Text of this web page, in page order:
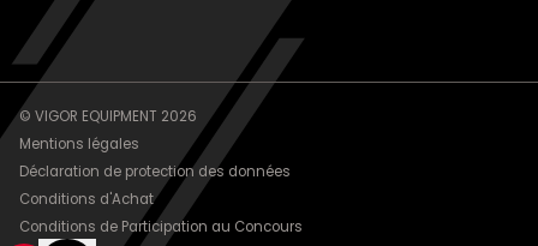
© VIGOR EQUIPMENT 2026
Mentions légales
Déclaration de protection des données
Conditions d'Achat
Conditions de Participation au Concours